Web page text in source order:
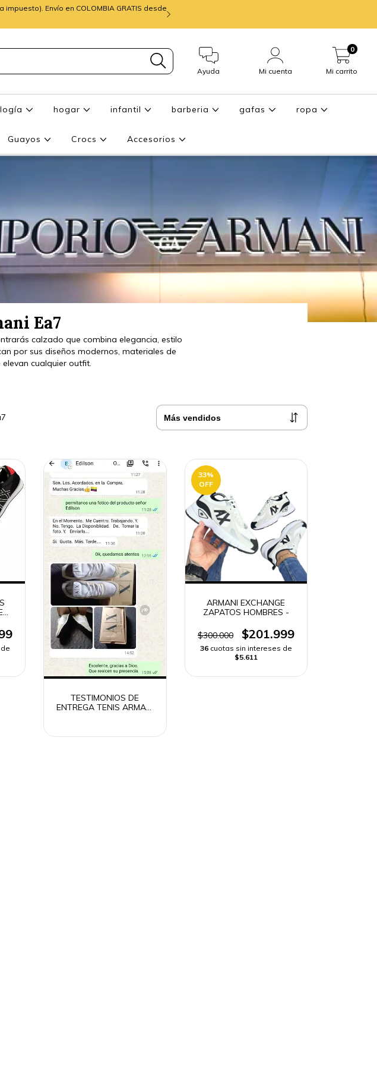
impuesto). Envío en COLOMBIA GRATIS desde
Ayuda Mi cuenta Mi carrito
0
hogar infantil barberia gafas ropa
Guayos Crocs Accesorios
Ea7
calzado que combina elegancia, estilo
por sus diseños modernos, materiales de
cualquier outfit.
TESTIMONIOS DE
ENTREGA TENIS ARMANI
33%
OFF
ARMANI EXCHANGE
ZAPATOS HOMBRES -
$300.000 $201.999
36 cuotas sin intereses de
$5.611